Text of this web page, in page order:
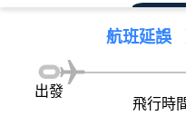
航班延誤
出發
飛行時